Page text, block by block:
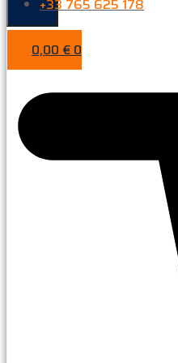
+33 765 625 178
0,00€0